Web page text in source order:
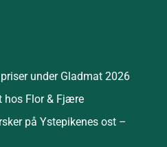
under Gladmat 2026
Flor & Fjære
på Ystepikenes ost –